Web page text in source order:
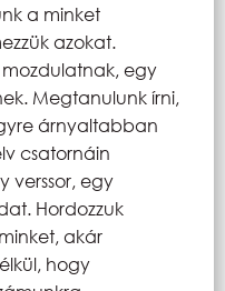
a minket
azokat.
egy
Megtanulunk írni,
árnyaltabban
csatornáin
verssor, egy
Hordozzuk
akár
hogy